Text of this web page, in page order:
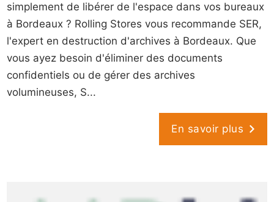
simplement de libérer de l'espace dans vos bureaux
à Bordeaux ? Rolling Stores vous recommande SER,
l'expert en destruction d'archives à Bordeaux. Que
vous ayez besoin d'éliminer des documents
confidentiels ou de gérer des archives
volumineuses, S...
En savoir plus